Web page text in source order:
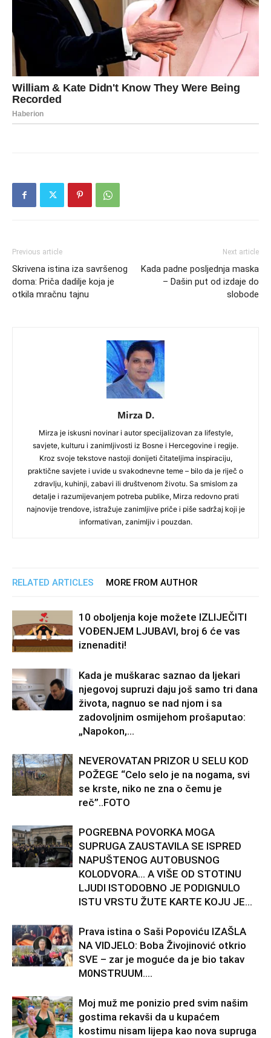
Previous article
Skrivena istina iza savršenog
doma: Priča dadilje koja je
otkila mračnu tajnu
Next article
Kada padne posljednja maska
– Dašin put od izdaje do
slobode
Mirza D.
Mirza je iskusni novinar i autor specijalizovan za lifestyle,
savjete, kulturu i zanimljivosti iz Bosne i Hercegovine i regije.
Kroz svoje tekstove nastoji donijeti čitateljima inspiraciju,
praktične savjete i uvide u svakodnevne teme – bilo da je riječ o
zdravlju, kuhinji, zabavi ili društvenom životu. Sa smislom za
detalje i razumijevanjem potreba publike, Mirza redovno prati
najnovije trendove, istražuje zanimljive priče i piše sadržaj koji je
informativan, zanimljiv i pouzdan.
RELATED ARTICLES MORE FROM AUTHOR
10 oboljenja koje možete IZLIJEČITI
VOĐENJEM LJUBAVI, broj 6 će vas
iznenaditi!
Kada je muškarac saznao da ljekari
njegovoj supruzi daju još samo tri dana
života, nagnuo se nad njom i sa
zadovoljnim osmijehom prošaputao:
„Napokon,...
NEVEROVATAN PRIZOR U SELU KOD
POŽEGE “Celo selo je na nogama, svi
se krste, niko ne zna o čemu je
reč”..FOTO
POGREBNA POVORKA MOGA
SUPRUGA ZAUSTAVILA SE ISPRED
NAPUŠTENOG AUTOBUSNOG
KOLODVORA… A VIŠE OD STOTINU
LJUDI ISTODOBNO JE PODIGNULO
ISTU VRSTU ŽUTE KARTE KOJU JE...
Prava istina o Saši Popoviću IZAŠLA
NA VIDJELO: Boba Živojinović otkrio
SVE – zar je moguće da je bio takav
M0NSTRUUM….
Moj muž me ponizio pred svim našim
gostima rekavši da u kupaćem
kostimu nisam lijepa kao nova supruga